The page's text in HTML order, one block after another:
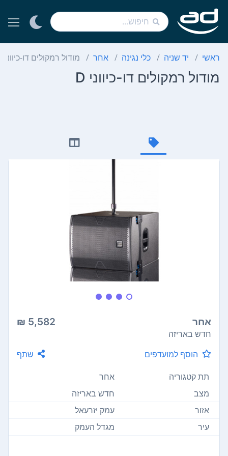
ראשי יד שניה כלי נגינה אחר מודול רמקולים דו-כיווני D
מודול רמקולים דו-כיווני D
אחר 5,582 ₪
חדש באריזה
הוסף למועדפים
שתף
תת קטגוריה
אחר
מצב
חדש באריזה
אזור
עמק יזרעאל
עיר
מגדל העמק